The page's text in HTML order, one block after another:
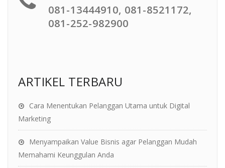
081-13444910, 081-8521172,
081-252-982900
ARTIKEL TERBARU
Cara Menentukan Pelanggan Utama untuk Digital
Marketing
Menyampaikan Value Bisnis agar Pelanggan Mudah
Memahami Keunggulan Anda